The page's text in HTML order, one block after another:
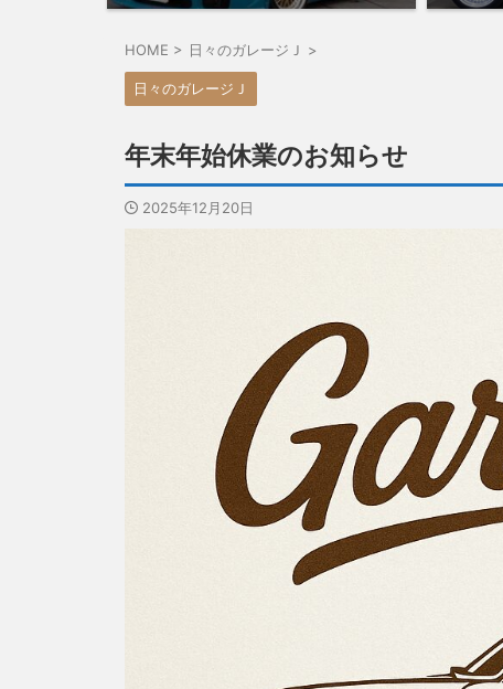
HOME > 日々のガレージＪ >
日々のガレージＪ
年末年始休業のお知らせ
2025年12月20日